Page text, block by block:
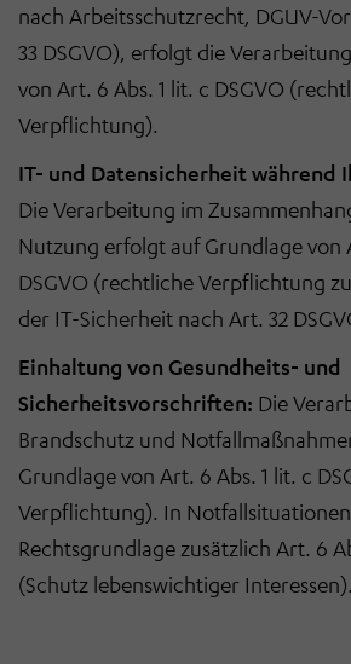
nach Arbeitsschutzrecht, DGUV-
33 DSGVO), erfolgt die
von Art. 6 Abs. 1 lit. c DSGVO
Verpflichtung).
IT- und Datensicherheit während
Die Verarbeitung im
Nutzung erfolgt auf Grundlage von
DSGVO (rechtliche Verpflichtung
der IT-Sicherheit nach Art. 32
Einhaltung von Gesundheits- und
Sicherheitsvorschriften: Die
Brandschutz und
Grundlage von Art. 6 Abs. 1 lit. c
Verpflichtung). In
Rechtsgrundlage zusätzlich Art. 6
(Schutz lebenswichtiger Interessen).